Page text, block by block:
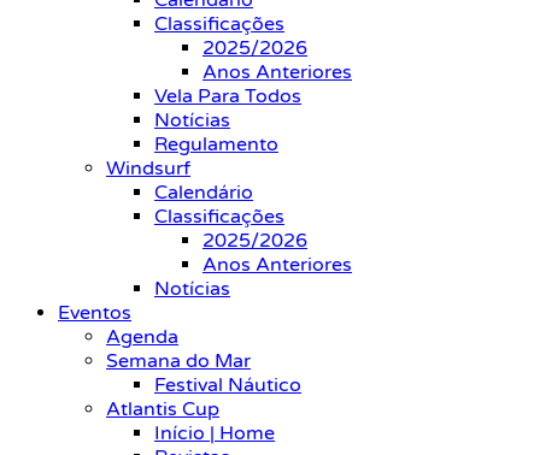
Classificações
2025/2026
Anos Anteriores
Vela Para Todos
Notícias
Regulamento
Windsurf
Calendário
Classificações
2025/2026
Anos Anteriores
Notícias
Eventos
Agenda
Semana do Mar
Festival Náutico
Atlantis Cup
Início | Home